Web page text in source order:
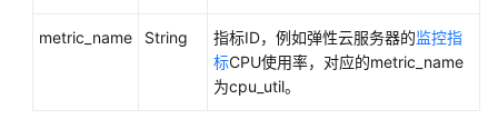
metric_name String 指标ID，例如弹性云服务器的监控指
标CPU使用率，对应的metric_name
为cpu_util。